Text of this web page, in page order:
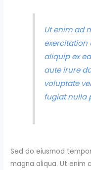
Ut enim ad
exercitation
aliquip ex
aute irure
voluptate
fugiat nulla
Sed do eiusmod
magna aliqua. Ut enim